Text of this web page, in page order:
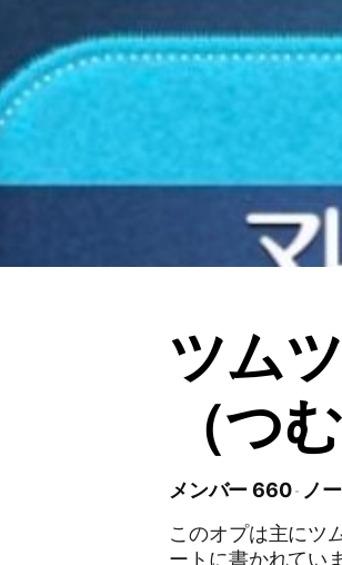
ツム
（つ
メンバー 660
ノ
このオプは主にツ
ートに書かれてい